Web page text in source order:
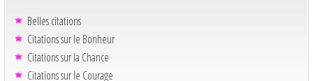
Belles citations
Citations sur le Bonheur
Citations sur la Chance
Citations sur le Courage